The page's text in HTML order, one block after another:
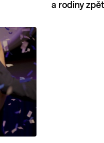
a rodiny